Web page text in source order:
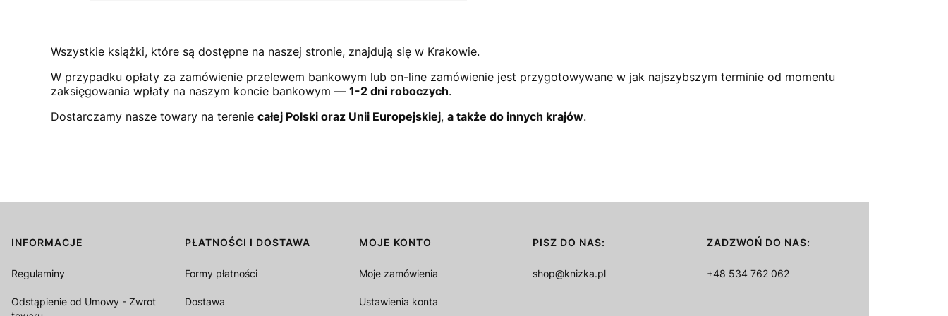
Wszystkie książki, które są dostępne na naszej stronie, znajdują się w Krakowie.
W przypadku opłaty za zamówienie przelewem bankowym lub on-line zamówienie jest przygotowywane w jak najszybszym terminie od momentu
zaksięgowania wpłaty na naszym koncie bankowym — 1-2 dni roboczych.
Dostarczamy nasze towary na terenie całej Polski oraz Unii Europejskiej, a także do innych krajów.
Linki w stopce
INFORMACJE
Regulaminy
Odstąpienie od Umowy - Zwrot
PŁATNOŚCI I DOSTAWA
Formy płatności
Dostawa
MOJE KONTO
Moje zamówienia
Ustawienia konta
PISZ DO NAS:
shop@knizka.pl
ZADZWOŃ DO NAS:
+48 534 762 062